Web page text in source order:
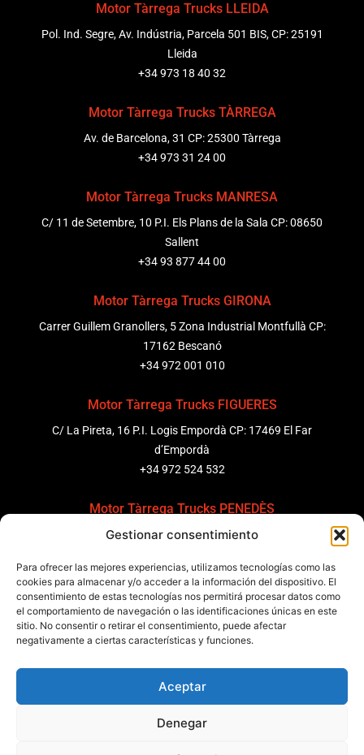
Gestionar consentimiento
Para ofrecer las mejores experiencias, utilizamos tecnologías como las
cookies para almacenar y/o acceder a la información del dispositivo. El
consentimiento de estas tecnologías nos permitirá procesar datos como
el comportamiento de navegación o las identificaciones únicas en este
sitio. No consentir o retirar el consentimiento, puede afectar
negativamente a ciertas características y funciones.
Aceptar
Denegar
Motor Tàrrega Trucks LLEIDA
Pol. Ind. Segre, Av. Indústria, Parcela 501 BIS, CP: 25191
Lleida
+34 973 18 40 32
Motor Tàrrega Trucks TÀRREGA
Av. de Barcelona, 31 CP: 25300 Tàrrega
+34 973 31 24 00
Motor Tàrrega Trucks MANRESA
C/ 11 de Setembre, 10 P.I. Els Plans de la Sala CP: 08650
Sallent
+34 93 877 44 00
Motor Tàrrega Trucks GIRONA
Carrer Guillem Granollers, 5 Zona Industrial Montfullà CP:
17162 Bescanó
+34 972 001 010
Motor Tàrrega Trucks FIGUERES
C/ La Pireta, 16 P.I. Logis Empordà CP: 17469 El Far
d’Empordà
+34 972 524 532
Motor Tàrrega Trucks PENEDÈS
C/ Ponent 8, Pol. Ind. Sant Pere Molanta, CP: 08799
+34 931 69 11 91
Motor Tàrrega Trucks BARCELONA
Zona Franca, Carrer E, s/n 08040 Barcelona, España